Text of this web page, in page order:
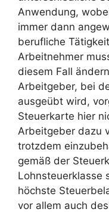
Anwendung,
immer dann
berufliche
Arbeitnehmer
diesem Fall
Arbeitgeber, bei
ausgeübt wird,
Steuerkarte hier
Arbeitgeber dazu
trotzdem
gemäß der
Lohnsteuerklasse
höchste
vor allem auch